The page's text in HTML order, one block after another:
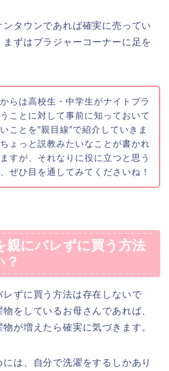
タウンであれば確実に売ってい
まずはブラジャーコーナーに足を
らは高校生・中学生がナイトブラ
ことに対して事前に知っておいて
ことを”親目線”で紹介していきま
ょっと説教みたいなことが書かれ
すが、それなりに役に立つと思う
ぜひ目を通してみてくださいね！
親にバレずに買う方法
？
ずに買う方法は存在しないで
をしているお母さんであれば、
が増えたら確実に気づきます。
は、自分で洗濯をするしかあり